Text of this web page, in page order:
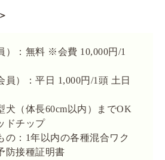
）：無料 ※会費 10,000円/1
員）：平日 1,000円/1頭 土日
犬（体長60cm以内）までOK
ドチップ
の：1年以内の各種混合ワク
防接種証明書